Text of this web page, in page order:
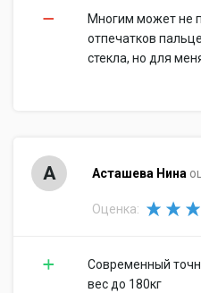
Многим может не
отпечатков
стекла, но для
А Асташева Нина
Оценка:
Современный
вес до 180кг